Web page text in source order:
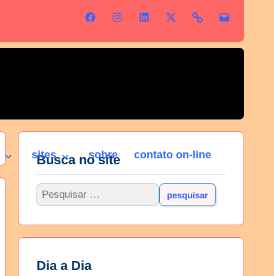
sites sobre contato on-line
Busca no site
Dia a Dia